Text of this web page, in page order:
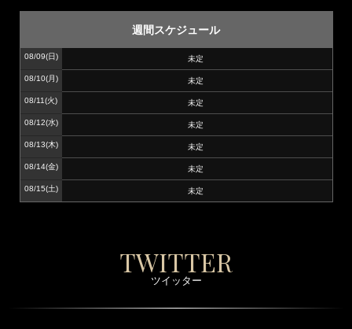
週間スケジュール
08/09(日)
08/10(月)
08/11(火)
08/12(水)
08/13(木)
08/14(金)
08/15(土)
未定
未定
未定
未定
未定
未定
未定
TWITTER
ツイッター